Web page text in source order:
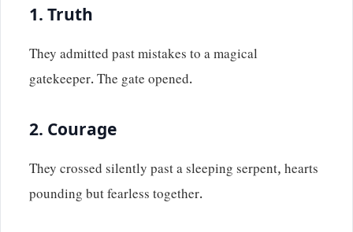
1. Truth
They admitted past mistakes to a magical
gatekeeper. The gate opened.
2. Courage
They crossed silently past a sleeping serpent, hearts
pounding but fearless together.